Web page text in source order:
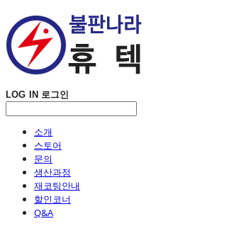
LOG IN 로그인
소개
스토어
문의
생산과정
재코팅안내
할인코너
Q&A